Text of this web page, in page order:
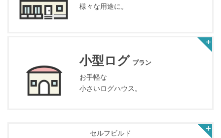
様々な用途に。
小型ログ プラン
お手軽な
小さいログハウス。
セルフビルド